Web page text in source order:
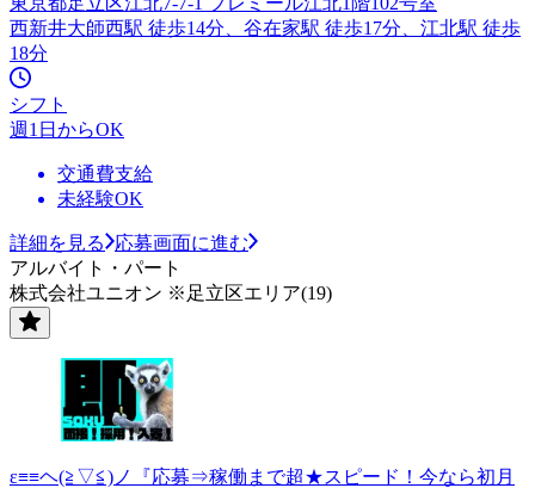
西新井大師西駅 徒歩14分、谷在家駅 徒歩17分、江北駅 徒歩
18分
シフト
週1日からOK
交通費支給
未経験OK
詳細を見る
応募画面に進む
アルバイト・パート
株式会社ユニオン ※足立区エリア(19)
ε≡≡ヘ(≧▽≦)ノ『応募⇒稼働まで超★スピード！今なら初月